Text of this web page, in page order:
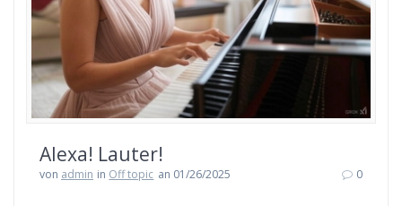
Alexa! Lauter!
von admin in Off topic an 01/26/2025 0